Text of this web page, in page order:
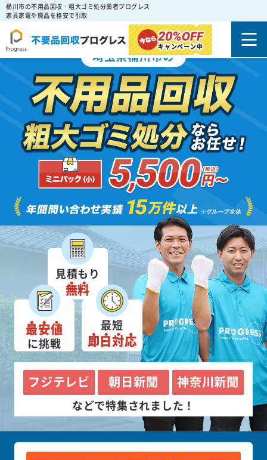
桶川市の不用品回収・粗大ゴミ処分業者プログレス
家具家電や廃品を格安で引取
20%OFF
キャンペーン中
埼玉県桶川市の
見積もり
無料
最安値
に挑戦
最短
即日対応
フジテレビ 朝日新聞 神奈川新聞
などで特集されました！